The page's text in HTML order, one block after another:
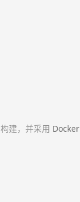
构建，并采用 Docker